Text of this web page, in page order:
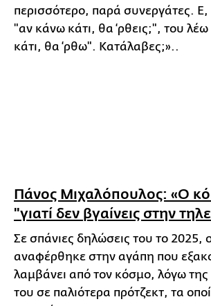
περισσότερο, παρά συνεργάτες. Ε,
"αν κάνω κάτι, θα ‘ρθεις;", του
κάτι, θα ‘ρθω". Κατάλαβες;»..
Πάνος Μιχαλόπουλος: «Ο
"γιατί δεν βγαίνεις στην
Σε σπάνιες δηλώσεις του το 2025,
αναφέρθηκε στην αγάπη που
λαμβάνει από τον κόσμο, λόγω
του σε παλιότερα πρότζεκτ, τα